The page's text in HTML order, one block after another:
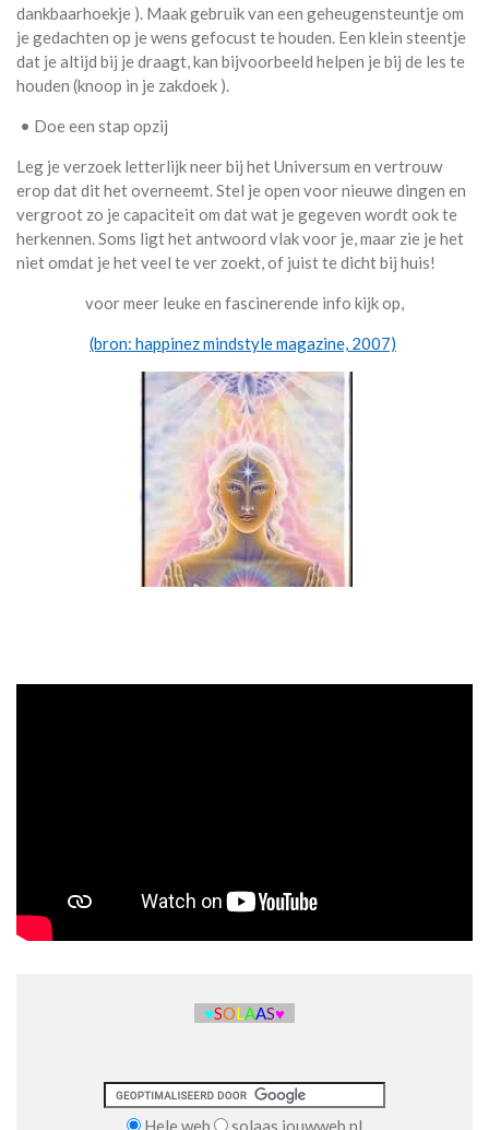
dankbaarhoekje ). Maak gebruik van een geheugensteuntje om
je gedachten op je wens gefocust te houden. Een klein steentje
dat je altijd bij je draagt, kan bijvoorbeeld helpen je bij de les te
houden (knoop in je zakdoek ).
• Doe een stap opzij
Leg je verzoek letterlijk neer bij het Universum en vertrouw
erop dat dit het overneemt. Stel je open voor nieuwe dingen en
vergroot zo je capaciteit om dat wat je gegeven wordt ook te
herkennen. Soms ligt het antwoord vlak voor je, maar zie je het
niet omdat je het veel te ver zoekt, of juist te dicht bij huis!
voor meer leuke en fascinerende info kijk op,
(bron: happinez mindstyle magazine, 2007)
♥SOLAAS♥
Hele web solaas.jouwweb.nl